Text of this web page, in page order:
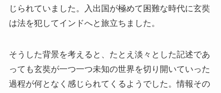
じられていました。入出国が極めて困難な時代に玄奘
は法を犯してインドへと旅立ちました。
そうした背景を考えると、たとえ淡々とした記述であ
っても玄奘が一つ一つ未知の世界を切り開いていった
過程が何となく感じられてくるようでした。情報その